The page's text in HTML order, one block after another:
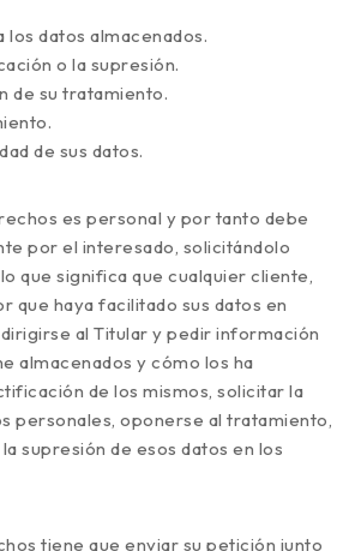
los datos almacenados.
o la supresión.
de su tratamiento.
de sus datos.
es personal y por tanto debe
por el interesado, solicitándolo
que significa que cualquier cliente,
que haya facilitado sus datos en
al Titular y pedir información
almacenados y cómo los ha
de los mismos, solicitar la
personales, oponerse al tratamiento,
supresión de esos datos en los
tiene que enviar su petición junto